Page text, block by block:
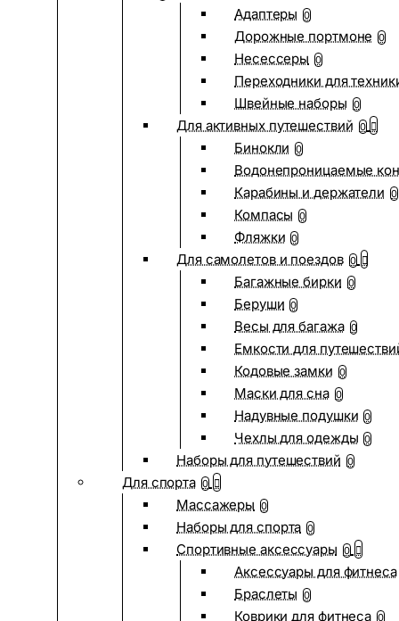
Адаптеры 0
Дорожные портмоне 0
Несессеры 0
Переходники для
Швейные наборы 0
Для активных путешествий 0
Бинокли 0
Водонепроницаемые
Карабины и держатели 0
Компасы 0
Фляжки 0
Для самолетов и поездов 0
Багажные бирки 0
Беруши 0
Весы для багажа 0
Емкости для
Кодовые замки 0
Маски для сна 0
Надувные подушки 0
Чехлы для одежды 0
Наборы для путешествий 0
Для спорта 0
Массажеры 0
Наборы для спорта 0
Спортивные аксессуары 0
Аксессуары для фитнеса
Браслеты 0
Коврики для фитнеса 0